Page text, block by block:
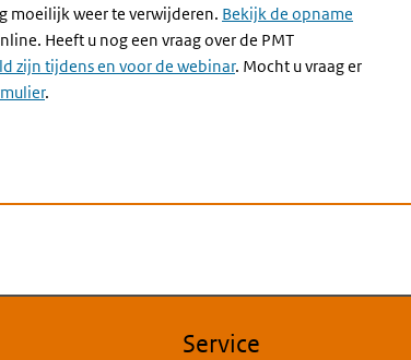
moeilijk weer te verwijderen. Bekijk de opname
Heeft u nog een vraag over de PMT
zijn tijdens en voor de webinar. Mocht u vraag er
.
Service